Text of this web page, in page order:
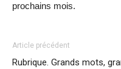
prochains mois.
Article précédent
Rubrique. Grands mots,